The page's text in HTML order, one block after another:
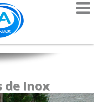
de Inox